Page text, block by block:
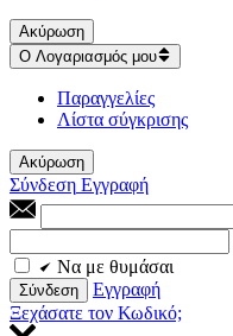
Ακύρωση
Ο Λογαριασμός μου
Παραγγελίες
Λίστα σύγκρισης
Ακύρωση
Σύνδεση Εγγραφή
Να με θυμάσαι
Σύνδεση
Εγγραφή
Ξεχάσατε τον Κωδικό;